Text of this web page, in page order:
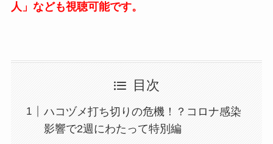
人」なども視聴可能です。
目次
ハコヅメ打ち切りの危機！？コロナ感染
影響で2週にわたって特別編